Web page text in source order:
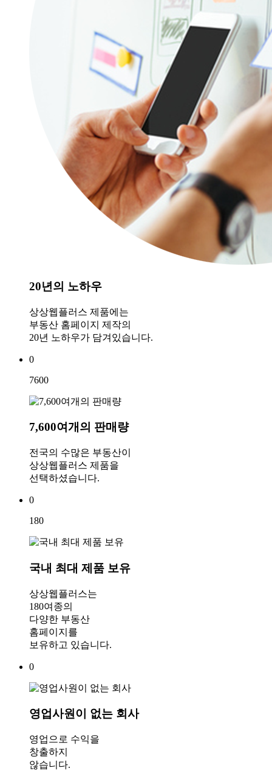
20년의 노하우
상상웹플러스 제품에는
부동산 홈페이지 제작의
20년 노하우가 담겨있습니다.
0
7600
7,600여개의 판매량
전국의 수많은 부동산이
상상웹플러스 제품을
선택하셨습니다.
0
180
국내 최대 제품 보유
상상웹플러스는
180여종의
다양한 부동산
홈페이지를
보유하고 있습니다.
0
영업사원이 없는 회사
영업으로 수익을
창출하지
않습니다.